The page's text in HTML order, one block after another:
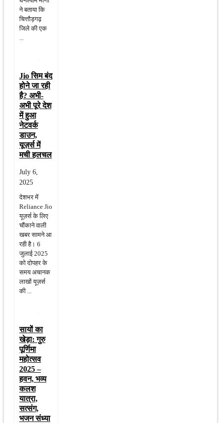
ने बताया कि
चित्तौड़गढ़
जिले की एक
Jio सिम बंद
होने जा रही
है? अभी-
अभी पूरे देश
में हुआ
नेटवर्क
डाउन,
यूज़र्स में
मची हलचल
July 6,
2025
देशभर में
Reliance Jio
यूज़र्स के लिए
चौंकाने वाली
खबर सामने आ
रही है। 6
जुलाई 2025
को दोपहर के
समय अचानक
लाखों यूज़र्स
की ...
सायों का
खेड़ा: गुरु
पूर्णिमा
महोत्सव
2025 –
हवन, भव्य
कलश
यात्रा,
सत्संग,
भजन संध्या